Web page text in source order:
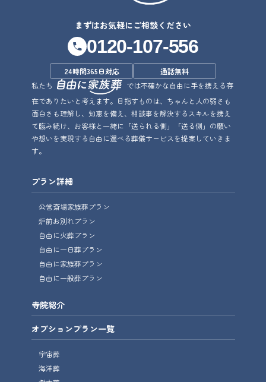
まずはお気軽にご相談ください
0120-107-556
24時間365日対応
通話無料
私たち
では不確かな自由に手を携える存
在でありたいと考えます。目指すものは、ちゃんと人の弱さも
面白さも理解し、知恵を備え、相談事を解決するスキルを携え
て臨み続け、お客様と一緒に「送られる側」「送る側」の願い
や想いを実現する自由に選べる葬儀サービスを提案していきま
す。
プラン詳細
公営斎場家族葬プラン
炉前お別れプラン
自由に火葬プラン
自由に一日葬プラン
自由に家族葬プラン
自由に一般葬プラン
寺院紹介
オプションプラン一覧
宇宙葬
海洋葬